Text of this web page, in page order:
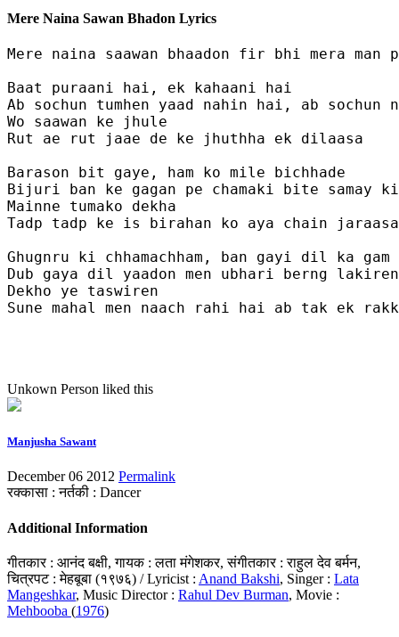
Mere Naina Sawan Bhadon Lyrics
Mere naina saawan bhaadon fir bhi mera man
Baat puraani hai, ek kahaani hai
Ab sochun tumhen yaad nahin hai, ab sochun
Wo saawan ke jhule
Rut ae rut jaae de ke jhuthha ek dilaasa
Barason bit gaye, ham ko mile bichhade
Bijuri ban ke gagan pe chamaki bite samay
Mainne tumako dekha
Tadp tadp ke is birahan ko aya chain
Ghugnru ki chhamachham, ban gayi dil ka gam
Dub gaya dil yaadon men ubhari berng lakiren
Dekho ye taswiren
Sune mahal men naach rahi hai ab tak ek
Unkown Person liked this
Manjusha Sawant
December 06 2012 Permalink
रक्कासा : नर्तकी : Dancer
Additional Information
गीतकार : आनंद बक्षी, गायक : लता मंगेशकर, संगीतकार : राहुल देव बर्मन,
चित्रपट : मेहबूबा (१९७६) / Lyricist : Anand Bakshi, Singer : Lata
Mangeshkar, Music Director : Rahul Dev Burman, Movie :
Mehbooba (1976)